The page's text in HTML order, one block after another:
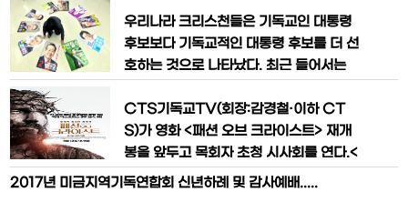
상하고 있는 가운데, 이보다 앞서 동평양
노회가 필리핀에서 이단대책세미나를 열
어 주목받고 있
제 기반위에 대한민국을 세워주시어 민주주의와 경제의 양 수레바퀴를 온
힘을 다 해서 ‘빨리빨리’질주시켜 초 일류 국가를 단시일 내에 이루어 세계
가 부러워 하
우리나라 크리스천들은 기독교인 대통령
후보보다 기독교적인 대통령 후보를 더 선
호하는 것으로 나타났다. 최근 들어서는
을 더 느끼고 있는 것으로 분석됐다.“기독
교적 가치 구현 후보 선호” ‘기독교인은 기
독교 신앙을 가진 후보에게 투표하는 것이
좋다’에 대해 ‘부정적’(별로 그렇지 않다
CTS기독교TV(회장:감경철·이하 CT
S)가 영화 <패션 오브 크라이스트> 재개
봉을 앞두고 목회자 초청 시사회를 연다.<
패션 오브 크라이스트>는 예수 그리스도
2017년 미금지역기독연합회 신년하례 및 감사예배.....